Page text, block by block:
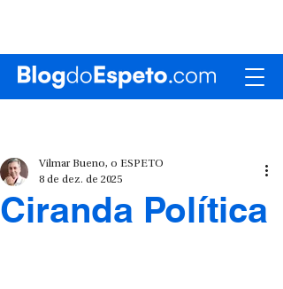
Ciranda Política
Vilmar Bueno, o ESPETO
8 de dez. de 2025